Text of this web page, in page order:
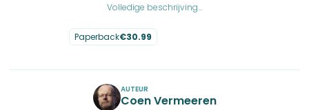
Volledige beschrijving...
Paperback€30.99
AUTEUR
Coen Vermeeren